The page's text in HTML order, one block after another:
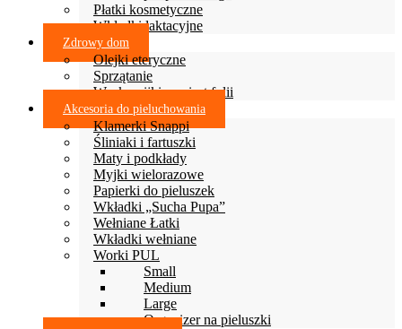
Płatki kosmetyczne
Wkładki laktacyjne
Zdrowy dom
Olejki eteryczne
Sprzątanie
Woskowijki zamiast folii
Akcesoria do pieluchowania
Klamerki Snappi
Śliniaki i fartuszki
Maty i podkłady
Myjki wielorazowe
Papierki do pieluszek
Wkładki „Sucha Pupa”
Wełniane Łatki
Wkładki wełniane
Worki PUL
Small
Medium
Large
Organizer na pieluszki